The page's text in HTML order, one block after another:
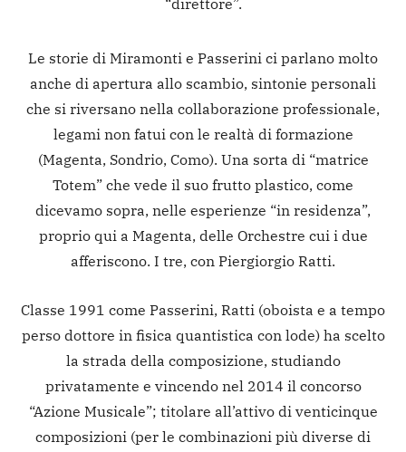
“direttore”.
Le storie di Miramonti e Passerini ci parlano molto
anche di apertura allo scambio, sintonie personali
che si riversano nella collaborazione professionale,
legami non fatui con le realtà di formazione
(Magenta, Sondrio, Como). Una sorta di “matrice
Totem” che vede il suo frutto plastico, come
dicevamo sopra, nelle esperienze “in residenza”,
proprio qui a Magenta, delle Orchestre cui i due
afferiscono. I tre, con Piergiorgio Ratti.
Classe 1991 come Passerini, Ratti (oboista e a tempo
perso dottore in fisica quantistica con lode) ha scelto
la strada della composizione, studiando
privatamente e vincendo nel 2014 il concorso
“Azione Musicale”; titolare all’attivo di venticinque
composizioni (per le combinazioni più diverse di